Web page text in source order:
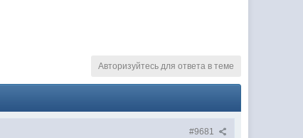
Авторизуйтесь для ответа в теме
#9681